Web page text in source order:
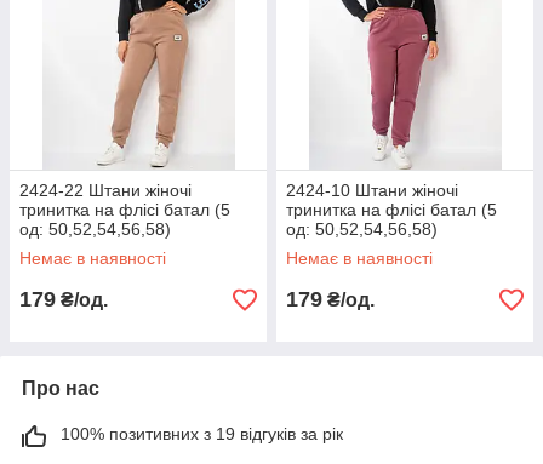
2424-22 Штани жіночі
тринитка на флісі батал (5
од: 50,52,54,56,58)
Немає в наявності
179 ₴/од.
2424-10 Штани жіночі
тринитка на флісі батал (5
од: 50,52,54,56,58)
Немає в наявності
179 ₴/од.
Про нас
100% позитивних з 19 відгуків за рік